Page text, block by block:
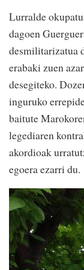
Lurralde
dagoen
desmilitarizatua
erabaki zuen
desegiteko.
inguruko
baitute
legediaren
akordioak
egoera ezarri du.